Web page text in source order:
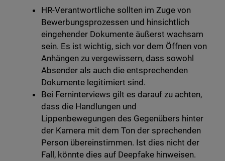
HR-Verantwortliche sollten im Zuge von
Bewerbungsprozessen und hinsichtlich
eingehender Dokumente äußerst wachsam
sein. Es ist wichtig, sich vor dem Öffnen von
Anhängen zu vergewissern, dass sowohl
Absender als auch die entsprechenden
Dokumente legitimiert sind.
Bei Ferninterviews gilt es darauf zu achten,
dass die Handlungen und
Lippenbewegungen des Gegenübers hinter
der Kamera mit dem Ton der sprechenden
Person übereinstimmen. Ist dies nicht der
Fall, könnte dies auf Deepfake hinweisen.